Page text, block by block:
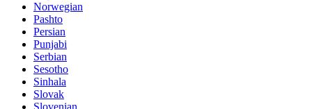
Norwegian
Pashto
Persian
Punjabi
Serbian
Sesotho
Sinhala
Slovak